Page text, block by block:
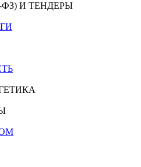
ФЗ) И ТЕНДЕРЫ